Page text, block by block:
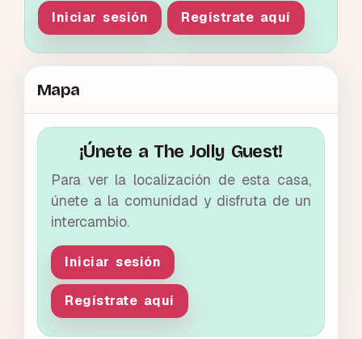
Iniciar sesión Regístrate aquí
Mapa
¡Únete a The Jolly Guest!
Para ver la localización de esta casa,
únete a la comunidad y disfruta de un
intercambio.
Iniciar sesión
Regístrate aquí